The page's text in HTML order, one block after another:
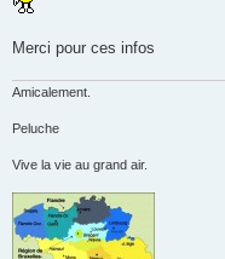
a
e
Merci pour ces infos
Amicalement.
Peluche
Vive la vie au grand air.